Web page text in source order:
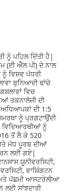
ਨੂੰ ਪਹਿਲ ਦਿੱਤੀ ਹੈ|
(ਈ ਐੱਲ ਪੀ) ਦੇ ਨਾਲ
ਵਿਸ਼ਵ ਪੱਧਰੀ
ਬੁਨਿਆਦੀ ਢਾਂਚੇ
ਵਿਚ
ਤਕਨਾਲੋਜੀ ਦੀ
ਦੀ 1:5
ਨੂੰ ਪ੍ਰਗਟਾਉਂਦੀ
ਵਿਦਿਆਰਥੀਆਂ ਨੂੰ
ਤੋਂ ਲੈ ਕੇ 520
ਮੱਧ ਪੂਰਬ ਦੀਆਂ
ਲਈ ਗਏ|
ਯੂਨੀਵਰਸਿਟੀ,
ਵਾਸ਼ਿੰਗਟਨ
ਪੱਛਮੀ ਆਸਟਰੇਲੀਆ
ਲਈ ਸਾਂਝਦਾਰੀ